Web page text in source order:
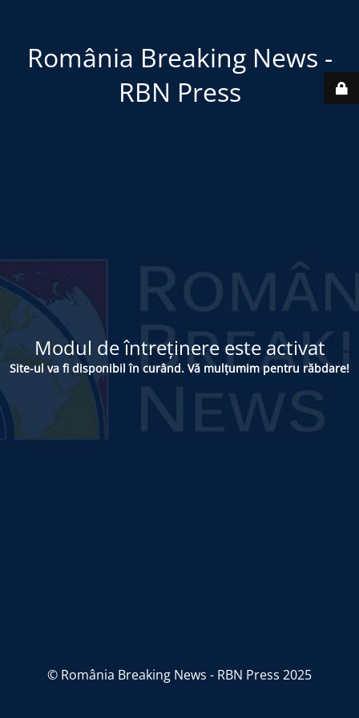
România Breaking News -
RBN Press
Modul de întreținere este activat
Site-ul va fi disponibil în curând. Vă mulțumim pentru răbdare!
© România Breaking News - RBN Press 2025